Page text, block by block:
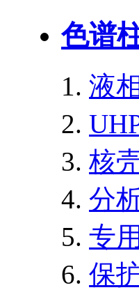
色谱
液
核
分
专
保